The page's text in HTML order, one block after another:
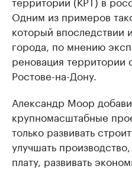
Одним из примеров
который впоследствии
города, по мнению
реновация территории
Ростове-на-Дону.
Александр Моор
крупномасштабные
только развивать
улучшать
плату, развивать